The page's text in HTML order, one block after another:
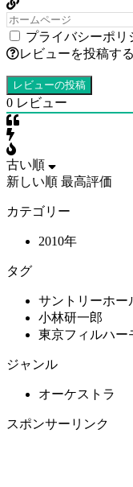
プライバシーポリ
レビューを投稿す
0 レビュー
古い順
新しい順 最高評価
カテゴリー
2010年
タグ
サントリーホー
小林研一郎
東京フィルハー
ジャンル
オーケストラ
スポンサーリンク